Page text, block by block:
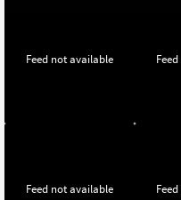
Feed not available
Feed not available